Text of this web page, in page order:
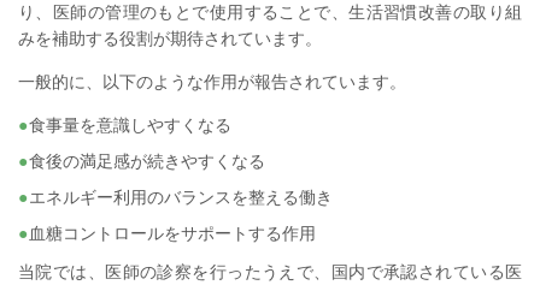
り、医師の管理のもとで使用することで、生活習慣改善の取り組
みを補助する役割が期待されています。
一般的に、以下のような作用が報告されています。
食事量を意識しやすくなる
食後の満足感が続きやすくなる
エネルギー利用のバランスを整える働き
血糖コントロールをサポートする作用
当院では、医師の診察を行ったうえで、国内で承認されている医